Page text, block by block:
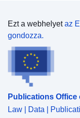
Ezt a webhelyetaz
gondozza.
Publications
Law | Data |